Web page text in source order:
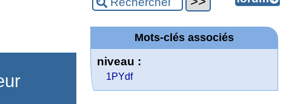
Mots-clés associés
niveau :
1PYdf